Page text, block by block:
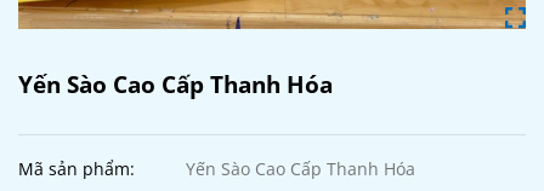
Yến Sào Cao Cấp Thanh Hóa
Mã sản phẩm: Yến Sào Cao Cấp Thanh Hóa